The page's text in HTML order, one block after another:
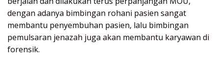
dengan adanya bimbingan rohani pasien sangat
membantu penyembuhan pasien, lalu bimbingan
pemulsaran jenazah juga akan membantu karyawan di
forensik.